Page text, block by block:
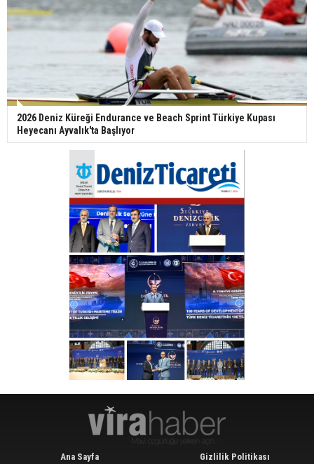
2026 Deniz Küreği Endurance ve Beach Sprint Türkiye Kupası
Heyecanı Ayvalık'ta Başlıyor
Ana Sayfa
Gizlilik Politikası